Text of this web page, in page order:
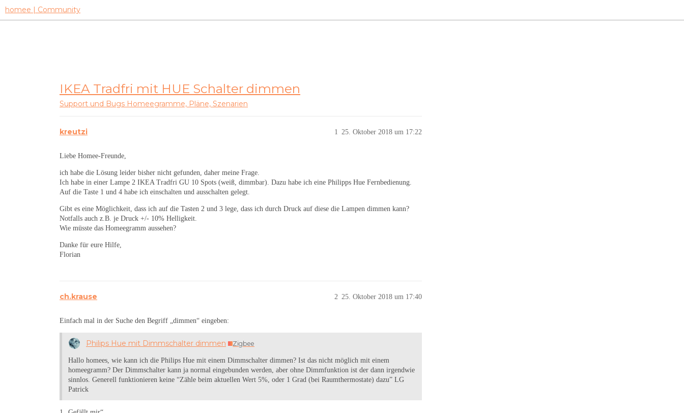
homee | Community
IKEA Tradfri mit HUE Schalter dimmen
Support und Bugs Homeegramme, Pläne, Szenarien
kreutzi 25. Oktober 2018 um 17:22
1
Liebe Homee-Freunde,
ich habe die Lösung leider bisher nicht gefunden, daher meine Frage.
Ich habe in einer Lampe 2 IKEA Tradfri GU 10 Spots (weiß, dimmbar). Dazu habe ich eine Philipps Hue Fernbedienung.
Auf die Taste 1 und 4 habe ich einschalten und ausschalten gelegt.
Gibt es eine Möglichkeit, dass ich auf die Tasten 2 und 3 lege, dass ich durch Druck auf diese die Lampen dimmen kann?
Notfalls auch z.B. je Druck +/- 10% Helligkeit.
Wie müsste das Homeegramm aussehen?
Danke für eure Hilfe,
Florian
ch.krause 25. Oktober 2018 um 17:40
2
Einfach mal in der Suche den Begriff „dimmen“ eingeben:
Philips Hue mit Dimmschalter dimmen Zigbee
Hallo homees, wie kann ich die Philips Hue mit einem Dimmschalter dimmen? Ist das nicht möglich mit einem
homeegramm? Der Dimmschalter kann ja normal eingebunden werden, aber ohne Dimmfunktion ist der dann irgendwie
sinnlos. Generell funktionieren keine “Zähle beim aktuellen Wert 5%, oder 1 Grad (bei Raumthermostate) dazu” LG
Patrick